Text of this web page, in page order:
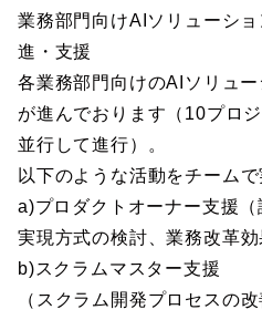
業務部門向けAIソリューシ
進・支援
各業務部門向けのAIソリュ
が進んでおります（10プロジ
並行して進行）。
以下のような活動をチームで
a)プロダクトオーナー支援（
実現方式の検討、業務改革効
b)スクラムマスター支援
（スクラム開発プロセスの改